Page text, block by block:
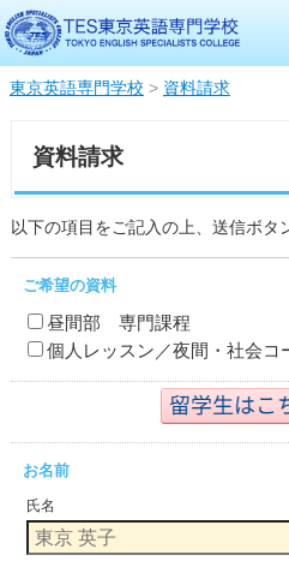
東京英語専門学校 > 資料請求
資料請求
以下の項目をご記入の上、送信ボタ
ご希望の資料
昼間部 専門課程
個人レッスン／夜間・社会コ
お名前
氏名